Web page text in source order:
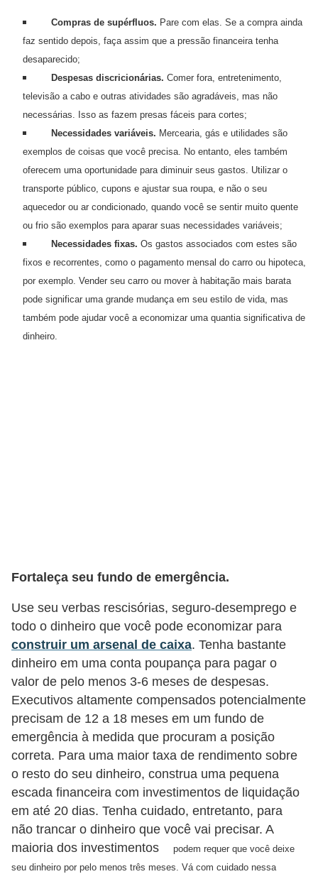
Compras de supérfluos. Pare com elas. Se a compra ainda
faz sentido depois, faça assim que a pressão financeira tenha
desaparecido;
Despesas discricionárias. Comer fora, entretenimento,
televisão a cabo e outras atividades são agradáveis, mas não
necessárias. Isso as fazem presas fáceis para cortes;
Necessidades variáveis. Mercearia, gás e utilidades são
exemplos de coisas que você precisa. No entanto, eles também
oferecem uma oportunidade para diminuir seus gastos. Utilizar o
transporte público, cupons e ajustar sua roupa, e não o seu
aquecedor ou ar condicionado, quando você se sentir muito quente
ou frio são exemplos para aparar suas necessidades variáveis;
Necessidades fixas. Os gastos associados com estes são
fixos e recorrentes, como o pagamento mensal do carro ou hipoteca,
por exemplo. Vender seu carro ou mover à habitação mais barata
pode significar uma grande mudança em seu estilo de vida, mas
também pode ajudar você a economizar uma quantia significativa de
dinheiro.
Fortaleça seu fundo de emergência.
Use seu verbas rescisórias, seguro-desemprego e
todo o dinheiro que você pode economizar para
construir um arsenal de caixa. Tenha bastante
dinheiro em uma conta poupança para pagar o
valor de pelo menos 3-6 meses de despesas.
Executivos altamente compensados ​​potencialmente
precisam de 12 a 18 meses em um fundo de
emergência à medida que procuram a posição
correta. Para uma maior taxa de rendimento sobre
o resto do seu dinheiro, construa uma pequena
escada financeira com investimentos de liquidação
em até 20 dias. Tenha cuidado, entretanto, para
não trancar o dinheiro que você vai precisar. A
maioria dos investimentos
podem requer que você deixe
seu dinheiro por pelo menos três meses. Vá com cuidado nessa
a
c
i
n
t
s
F
o
r
e
t
I
m
p
s
t
o
d
e
r